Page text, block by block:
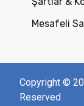
Mesafeli
Copyright ©
Reserved